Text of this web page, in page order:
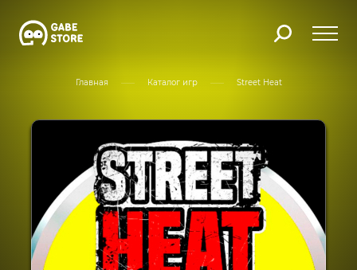
Главная Каталог игр Street Heat